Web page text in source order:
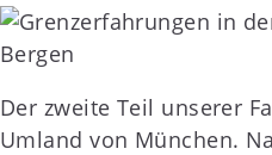
Der zweite Teil unserer
Umland von München.